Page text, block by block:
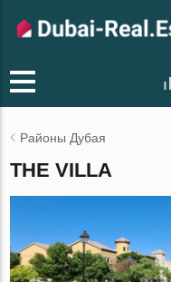
Районы Дубая
THE VILLA